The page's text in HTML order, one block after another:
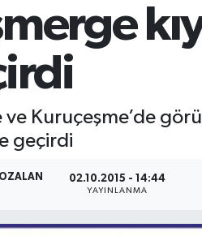
ve Kuruçeşme’de
geçirdi
02.10.2015 - 14:44
YAYINLANMA
Haritası
ve Fikstür